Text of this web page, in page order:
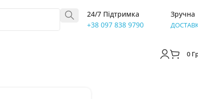
24/7 Підтримка
+38 097 838 9790
Зручна
0